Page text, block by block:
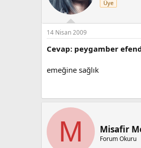
Üye
14 Nisan 2009
Cevap: peygamber
emeğine sağlık
M Misafir
Forum Okuru